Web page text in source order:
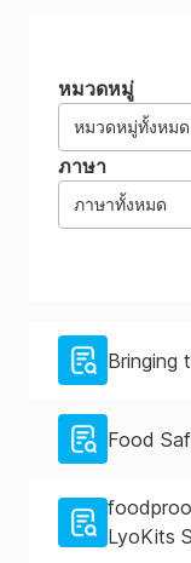
หมวดหมู่
หมวดหมู่ทั้งหมด
ภาษา
ภาษาทั้งหมด
Bringing
Food
LyoKits